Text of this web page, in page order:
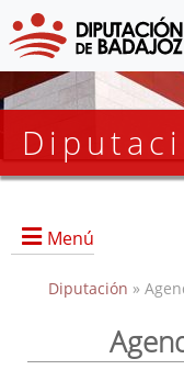
Menú
Presidencia
Diputación »